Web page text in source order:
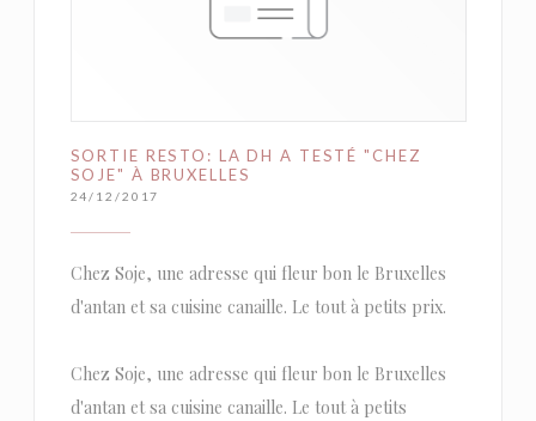
SORTIE RESTO: LA DH A TESTÉ "CHEZ
SOJE" À BRUXELLES
24/12/2017
Chez Soje, une adresse qui fleur bon le Bruxelles
d'antan et sa cuisine canaille. Le tout à petits prix.
Chez Soje, une adresse qui fleur bon le Bruxelles
d'antan et sa cuisine canaille. Le tout à petits